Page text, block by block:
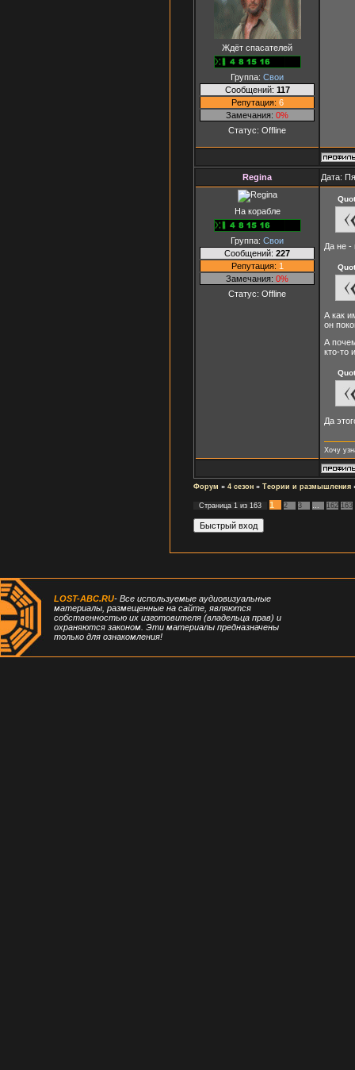
Ждёт спасателей
Группа: Свои
Сообщений: 117
Репутация: 6
Замечания: 0%
Статус: Offline
Regina Дата:
На корабле
Группа: Свои
Сообщений: 227
Репутация: 1
Замечания: 0%
Статус: Offline
Да не -
А как
он
А
кто-то
Да
Хочу
Форум » 4 сезон » Теории и размышления
Страница 1 из 163 1 2 3 162 163
LOST-ABC.RU- Все используемые аудиовизуальные
материалы, размещенные на сайте, являются
собственностью их изготовителя (владельца прав) и
охраняются законом. Эти материалы предназначены
только для ознакомления!